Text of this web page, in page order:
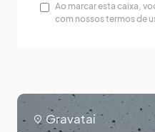
Ao marcar esta caixa,
com nossos termos de
Gravataí